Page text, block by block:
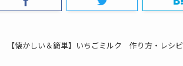
【懐かしい＆簡単】いちごミルク 作り方・レシピ